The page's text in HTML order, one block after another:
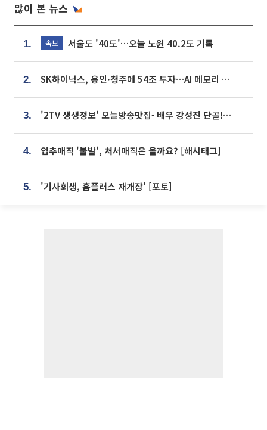
많이 본 뉴스
1. 속보 서울도 '40도'…오늘 노원 40.2도 기록
2. SK하이닉스, 용인·청주에 54조 투자…AI 메모리 생산기지 키운다
3. '2TV 생생정보' 오늘방송맛집- 배우 강성진 단골! 쌀국수ㆍ푸팟퐁 커리 맛집 '블○○○'
4. 입추매직 '불발', 처서매직은 올까요? [해시태그]
5. '기사회생, 홈플러스 재개장' [포토]